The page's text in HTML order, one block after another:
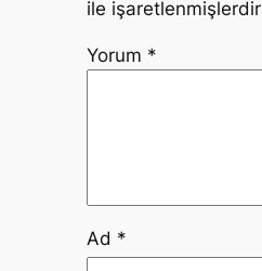
ile işaretlenmişlerdir
Yorum *
Ad *